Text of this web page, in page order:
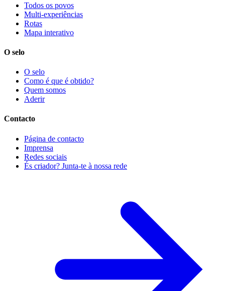
Todos os povos
Multi-experiências
Rotas
Mapa interativo
O selo
O selo
Como é que é obtido?
Quem somos
Aderir
Contacto
Página de contacto
Imprensa
Redes sociais
És criador? Junta-te à nossa rede